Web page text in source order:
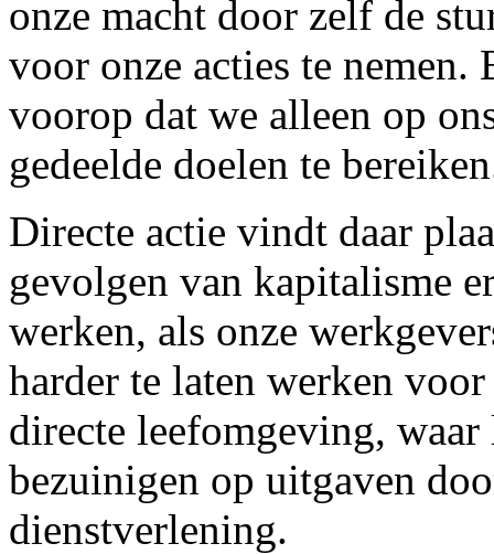
onze macht door zelf de
voor onze acties te nemen.
voorop dat we alleen op
gedeelde doelen te
Directe actie vindt daar
gevolgen van kapitalisme
werken, als onze
harder te laten werken
directe leefomgeving,
bezuinigen op uitgaven
dienstverlening.